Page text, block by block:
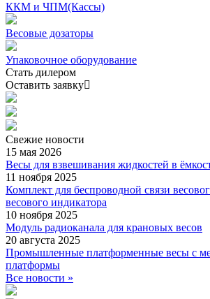
ККМ и ЧПМ(Кассы)
Весовые дозаторы
Упаковочное оборудование
Стать дилером
Оставить заявку
Свежие новости
15 мая 2026
Весы для взвешивания жидкостей в
11 ноября 2025
Комплект для беспроводной связи
весового индикатора
10 ноября 2025
Модуль радиоканала для крановых весов
20 августа 2025
Промышленные платформенные весы с
платформы
Все новости »